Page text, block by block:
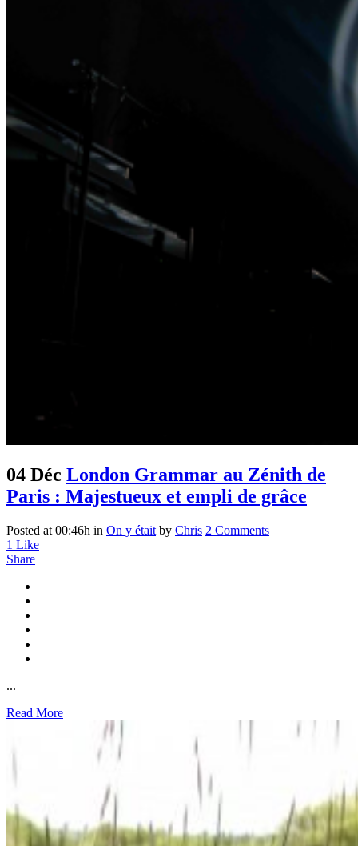
04 Déc London Grammar au Zénith de
Paris : Majestueux et empli de grâce
Posted at 00:46h in On y était by Chris 2 Comments
1 Like
Share
...
Read More